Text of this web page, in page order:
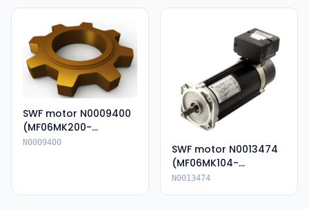
SWF motor N0009400
(MF06MK200-
135A80062E-IP66)
N0009400
SWF motor N0013474
(MF06MK104-
136P85055--IP66)
N0013474